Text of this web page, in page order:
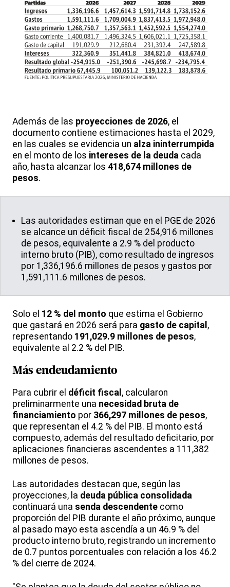
Además de las proyecciones de 2026, el
documento contiene estimaciones hasta el 2029,
en las cuales se evidencia un alza ininterrumpida
en el monto de los intereses de la deuda cada
año, hasta alcanzar los 418,674 millones de
pesos.
Las autoridades estiman que en el PGE de 2026
se alcance un déficit fiscal de 254,916 millones
de pesos, equivalente a 2.9 % del producto
interno bruto (PIB), como resultado de ingresos
por 1,336,196.6 millones de pesos y gastos por
1,591,111.6 millones de pesos.
Solo el 12 % del monto que estima el Gobierno
que gastará en 2026 será para gasto de capital ,
representando 191,029.9 millones de pesos,
equivalente al 2.2 % del PIB.
Más endeudamiento
Para cubrir el déficit fiscal , calcularon
preliminarmente una necesidad bruta de
financiamiento por 366,297 millones de pesos,
que representan el 4.2 % del PIB. El monto está
compuesto, además del resultado deficitario, por
aplicaciones financieras ascendentes a 111,382
millones de pesos.
Las autoridades destacan que, según las
proyecciones, la deuda pública consolidada
continuará una senda descendente como
proporción del PIB durante el año próximo, aunque
al pasado mayo esta ascendía a un 46.9 % del
producto interno bruto, registrando un incremento
de 0.7 puntos porcentuales con relación a los 46.2
% del cierre de 2024.